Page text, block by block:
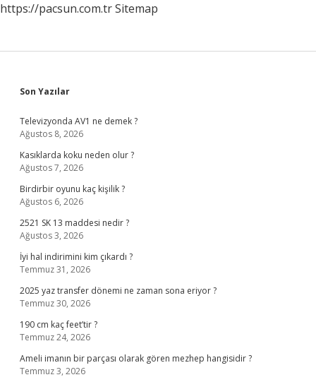
https://pacsun.com.trSitemap
Sidebar
Son Yazılar
Televizyonda AV1 ne demek ?
Ağustos 8, 2026
Kasıklarda koku neden olur ?
Ağustos 7, 2026
Birdirbir oyunu kaç kişilik ?
Ağustos 6, 2026
2521 SK 13 maddesi nedir ?
Ağustos 3, 2026
İyi hal indirimini kim çıkardı ?
Temmuz 31, 2026
2025 yaz transfer dönemi ne zaman sona eriyor ?
Temmuz 30, 2026
190 cm kaç feet’tir ?
Temmuz 24, 2026
Ameli imanın bir parçası olarak gören mezhep hangisidir ?
Temmuz 3, 2026